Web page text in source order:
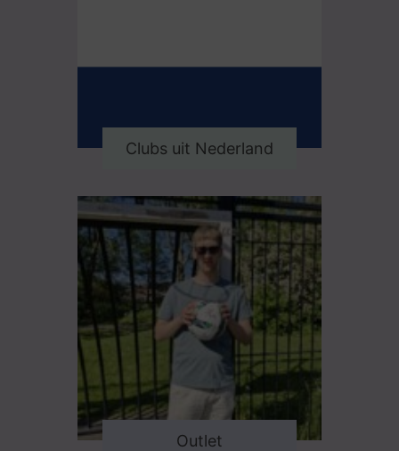
Clubs uit Nederland
Outlet